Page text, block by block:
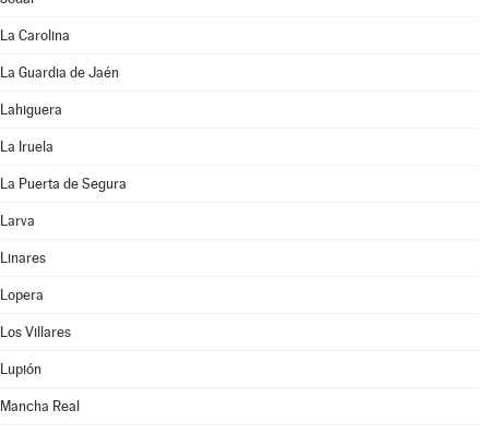
La Carolina
La Guardia de Jaén
Lahiguera
La Iruela
La Puerta de Segura
Larva
Linares
Lopera
Los Villares
Lupión
Mancha Real